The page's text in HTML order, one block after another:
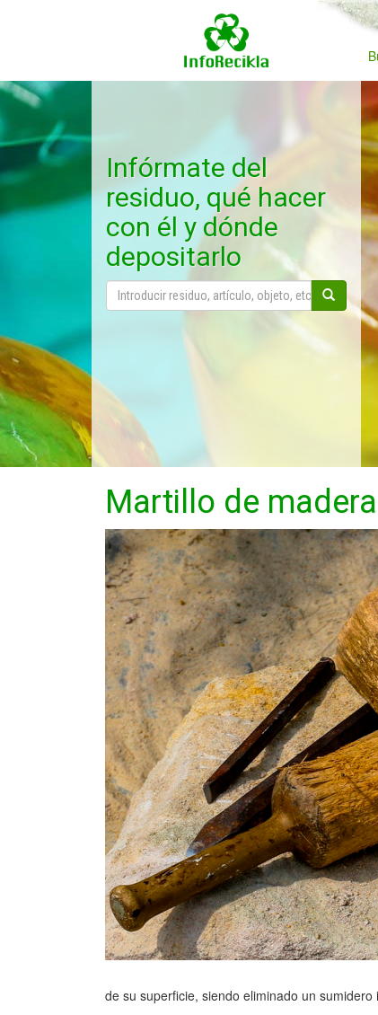
Infórmate del
residuo, qué hacer
con él y dónde
depositarlo
Martillo de madera
de su superficie, siendo eliminado un sumidero